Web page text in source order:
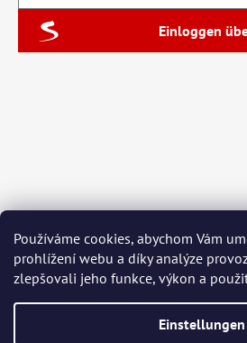
Používáme cookies, abychom Vám
prohlížení webu a díky analýze
zlepšovali jeho funkce, výkon a
Einstellungen
Einloggen